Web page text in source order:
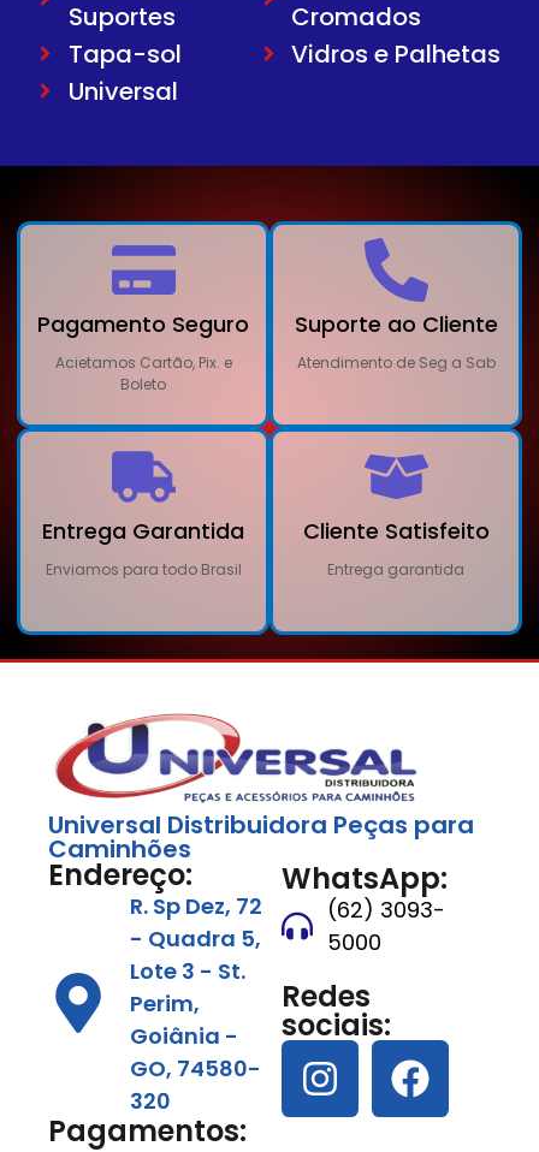
Suportes
Tapa-sol
Universal
Cromados
Vidros e Palhetas
Pagamento Seguro
Acietamos Cartão, Pix. e
Boleto
Suporte ao Cliente
Atendimento de Seg a Sab
Entrega Garantida
Enviamos para todo Brasil
Cliente Satisfeito
Entrega garantida
Universal Distribuidora Peças para
Caminhões
Endereço:
R. Sp Dez, 72
- Quadra 5,
Lote 3 - St.
Perim,
Goiânia -
GO, 74580-
320
Pagamentos:
WhatsApp:
(62) 3093-
5000
Redes
sociais: